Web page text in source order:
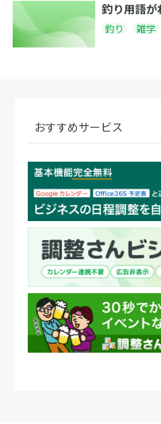
釣り用語が
釣り 雑学
おすすめサービス